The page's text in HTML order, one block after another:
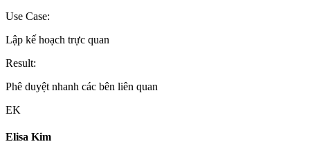
Use Case:
Lập kế hoạch trực quan
Result:
Phê duyệt nhanh các bên liên quan
EK
Elisa Kim